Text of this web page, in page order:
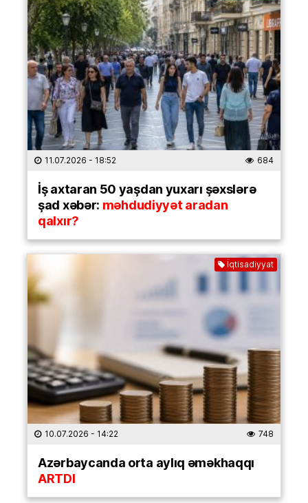
11.07.2026 - 18:52 684
İş axtaran 50 yaşdan yuxarı şəxslərə
şad xəbər: məhdudiyyət aradan
qalxır?
İqtisadiyyat
10.07.2026 - 14:22 748
Azərbaycanda orta aylıq əməkhaqqı
ARTDI